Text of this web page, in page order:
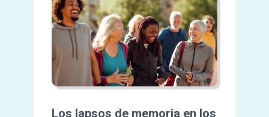
Los lapsos de memoria en los